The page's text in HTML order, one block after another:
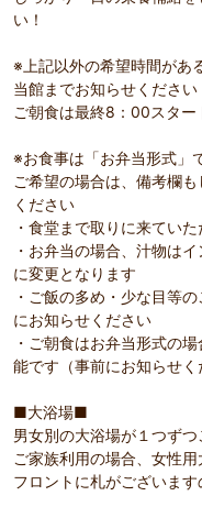
い！
※上記以外の希望時間があ
当館までお知らせください
ご朝食は最終8：00スター
※お食事は「お弁当形式」
ご希望の場合は、備考欄
ください
・食堂まで取りに来てい
・お弁当の場合、汁物は
に変更となります
・ご飯の多め・少な目等
にお知らせください
・ご朝食はお弁当形式の
能です（事前にお知らせく
■大浴場■
男女別の大浴場が１つずつ
ご家族利用の場合、女性
フロントに札がございま